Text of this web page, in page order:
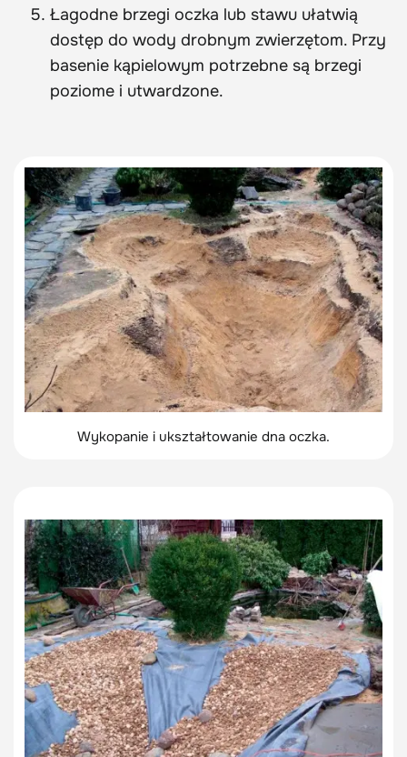
Łagodne brzegi oczka lub stawu ułatwią
dostęp do wody drobnym zwierzętom. Przy
basenie kąpielowym potrzebne są brzegi
poziome i utwardzone.
Wykopanie i ukształtowanie dna oczka.